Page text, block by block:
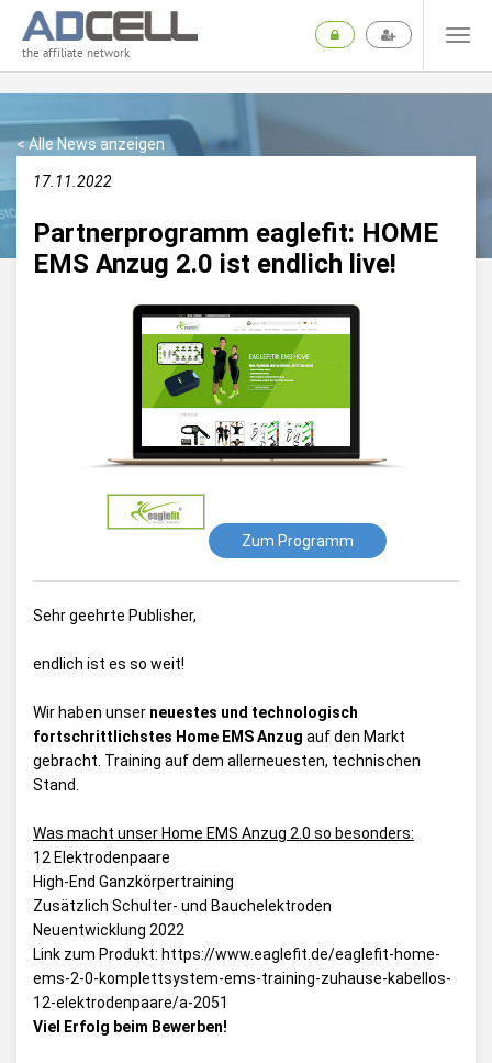
the affiliate network
< Alle News anzeigen
17.11.2022
Partnerprogramm eaglefit: HOME
EMS Anzug 2.0 ist endlich live!
Zum Programm
Sehr geehrte Publisher,
endlich ist es so weit!
Wir haben unser neuestes und technologisch
fortschrittlichstes Home EMS Anzug auf den Markt
gebracht. Training auf dem allerneuesten, technischen
Stand.
Was macht unser Home EMS Anzug 2.0 so besonders:
12 Elektrodenpaare
High-End Ganzkörpertraining
Zusätzlich Schulter- und Bauchelektroden
Neuentwicklung 2022
Link zum Produkt: https://www.eaglefit.de/eaglefit-home-
ems-2-0-komplettsystem-ems-training-zuhause-kabellos-
12-elektrodenpaare/a-2051
Viel Erfolg beim Bewerben!